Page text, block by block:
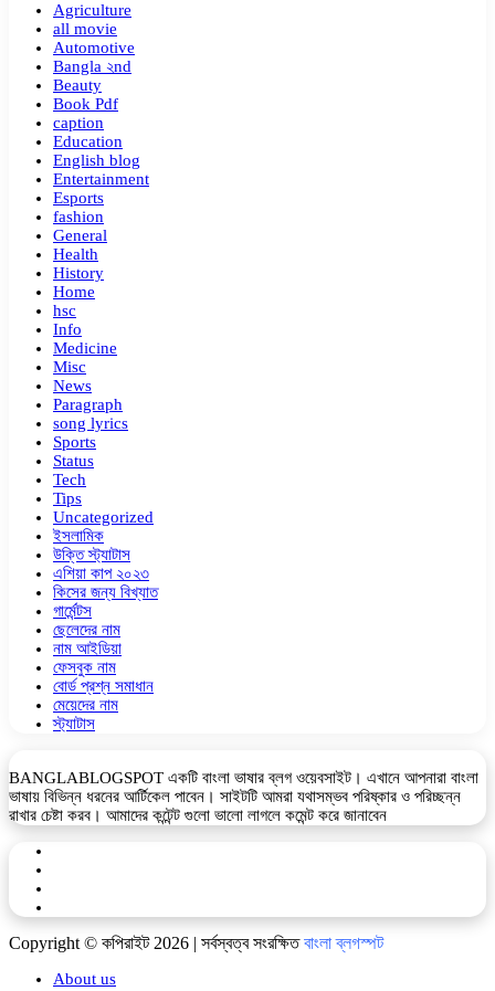
Agriculture
all movie
Automotive
Bangla ২nd
Beauty
Book Pdf
caption
Education
English blog
Entertainment
Esports
fashion
General
Health
History
Home
hsc
Info
Medicine
Misc
News
Paragraph
song lyrics
Sports
Status
Tech
Tips
Uncategorized
ইসলামিক
উক্তি স্ট্যাটাস
এশিয়া কাপ ২০২৩
কিসের জন্য বিখ্যাত
গার্মেন্টস
ছেলেদের নাম
নাম আইডিয়া
ফেসবুক নাম
বোর্ড প্রশ্ন সমাধান
মেয়েদের নাম
স্ট্যাটাস
BANGLABLOGSPOT একটি বাংলা ভাষার ব্লগ ওয়েবসাইট। এখানে আপনারা বাংলা
ভাষায় বিভিন্ন ধরনের আর্টিকেল পাবেন। সাইটটি আমরা যথাসম্ভব পরিষ্কার ও পরিচ্ছন্ন
রাখার চেষ্টা করব। আমাদের কন্টেন্ট গুলো ভালো লাগলে কমেন্ট করে জানাবেন
Copyright © কপিরাইট 2026 | সর্বস্বত্ব সংরক্ষিতবাংলা ব্লগস্পট
About us